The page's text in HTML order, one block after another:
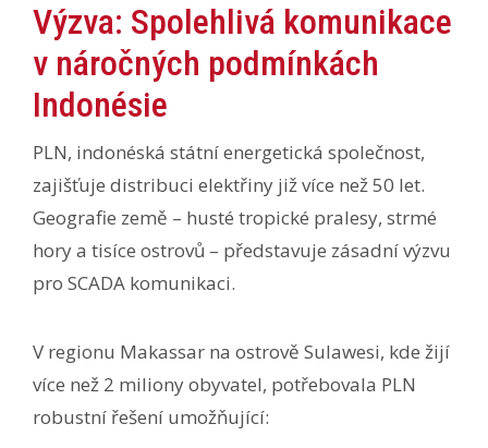
Výzva: Spolehlivá komunikace
v náročných podmínkách
Indonésie
PLN, indonéská státní energetická společnost,
zajišťuje distribuci elektřiny již více než 50 let.
Geografie země – husté tropické pralesy, strmé
hory a tisíce ostrovů – představuje zásadní výzvu
pro SCADA komunikaci.
V regionu Makassar na ostrově Sulawesi, kde žijí
více než 2 miliony obyvatel, potřebovala PLN
robustní řešení umožňující: